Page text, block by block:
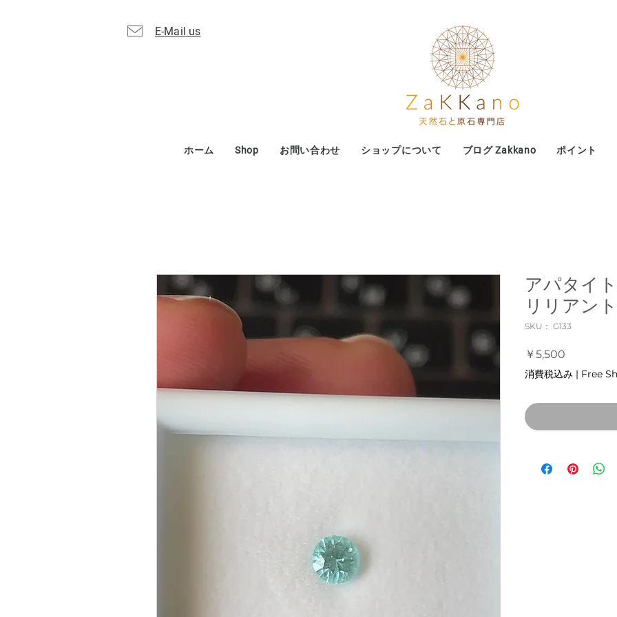
E-Mail us
ホーム Shop お問い合わせ ショップについて ブログ Zakkano ポイント
アパタイ
リリアン
SKU： G133
￥5,500
格
消費税込み | Free